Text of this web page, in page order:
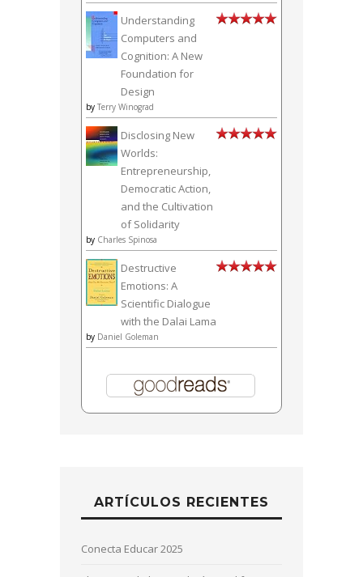
Understanding
Computers and
Cognition: A New
Foundation for
Design
by Terry Winograd
Disclosing New
Worlds:
Entrepreneurship,
Democratic Action,
and the Cultivation
of Solidarity
by Charles Spinosa
Destructive
Emotions: A
Scientific Dialogue
with the Dalai Lama
by Daniel Goleman
ARTÍCULOS RECIENTES
Conecta Educar 2025